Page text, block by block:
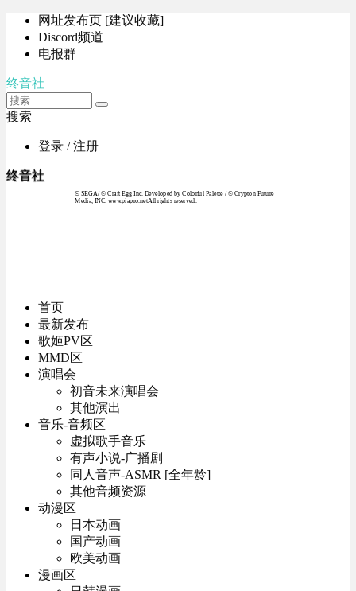
网址发布页 [建议收藏]
Discord频道
电报群
终音社
搜索
登录 / 注册
终音社
© SEGA / © Craft Egg Inc. Developed by Colorful Palette / © Crypton Future
Media, INC. www.piapro.netAll rights reserved.
首页
最新发布
歌姬PV区
MMD区
演唱会
初音未来演唱会
其他演出
音乐-音频区
虚拟歌手音乐
有声小说-广播剧
同人音声-ASMR [全年龄]
其他音频资源
动漫区
日本动画
国产动画
欧美动画
漫画区